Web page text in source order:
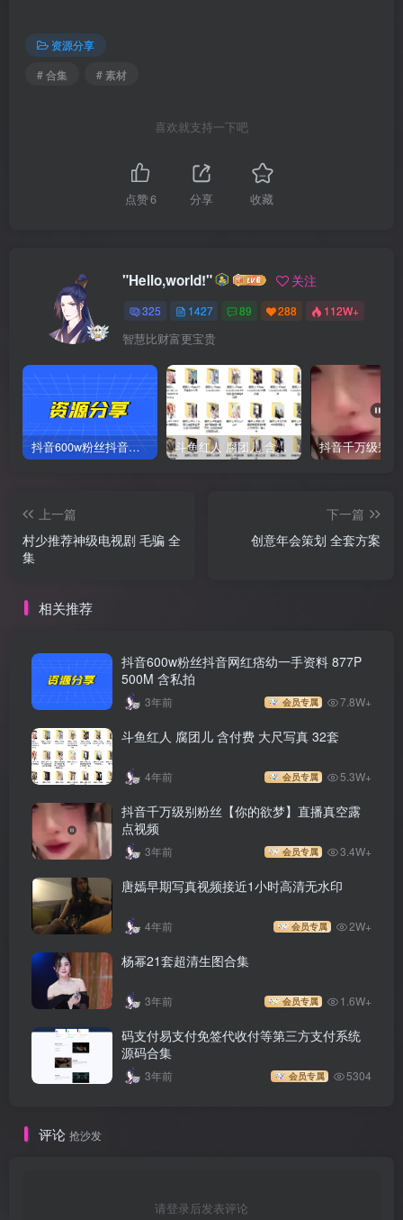
资源分享
# 合集
# 素材
喜欢就支持一下吧
点赞6 分享 收藏
"Hello,world!" 关注
325 1427 89 288 112W+
智慧比财富更宝贵
抖音600w粉丝抖音网红痞幼一手资料 877P 500M 含私拍 斗鱼红人 腐团儿 含付费 大尺写真 32套
上一篇
村少推荐神级电视剧 毛骗 全
集
下一篇
创意年会策划 全套方案
相关推荐
抖音600w粉丝抖音网红痞幼一手资料 877P
500M 含私拍
3年前 会员专属 7.8W+
斗鱼红人 腐团儿 含付费 大尺写真 32套
4年前 会员专属 5.3W+
抖音千万级别粉丝【你的欲梦】直播真空露
点视频
3年前 会员专属 3.4W+
唐嫣早期写真视频接近1小时高清无水印
4年前 会员专属 2W+
杨幂21套超清生图合集
3年前 会员专属 1.6W+
码支付易支付免签代收付等第三方支付系统
源码合集
3年前 会员专属 5304
评论 抢沙发
请登录后发表评论